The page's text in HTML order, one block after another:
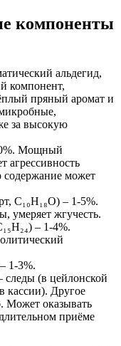
компоненты
альдегид,
компонент,
пряный аромат и
за высокую
Мощный
агрессивность
содержание может
C₁₀H₁₈O) – 1-5%.
умеряет жгучесть.
– 1-4%.
1-3%.
следы (в цейлонской
кассии). Другое
Может оказывать
приёме